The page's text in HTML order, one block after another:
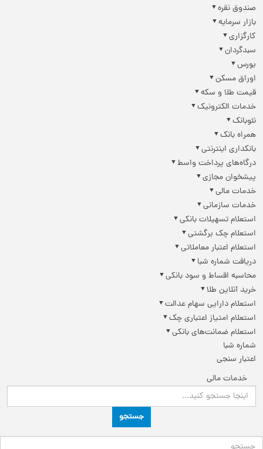
صندوق نقره
بازار سرمایه
کارگزاری
سبدگردان
بورس
اوراق مسکن
قیمت طلا و سکه
خدمات الکترونیک
نئوبانک
همراه بانک
بانکداری اینترنتی
درگاه‌های پرداخت واسط
پیشخوان مجازی
خدمات مالی
خدمات سازمانی
استعلام تسهیلات بانکی
استعلام چک برگشتی
استعلام اعتبار معاملاتی
دریافت شماره شبا
محاسبه اقساط و سود بانکی
خرید آنلاین طلا
استعلام دارایی سهام عدالت
استعلام امتیاز اعتباری چک
استعلام ضمانت‌های بانکی
شماره شبا
اعتبار سنجی
خدمات مالی
جستجو